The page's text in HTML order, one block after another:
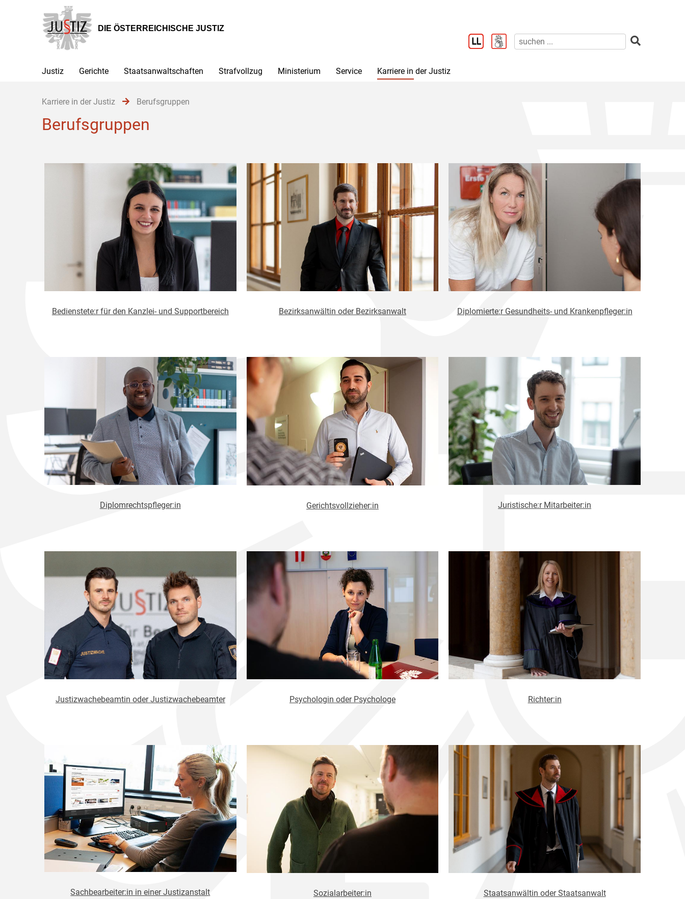
Hauptnavigation
[1]
Inhalt
[2]
Untermenü
[3]
DIE ÖSTERREICHISCHE JUSTIZ
Justiz Gerichte Staatsanwaltschaften Strafvollzug Ministerium Service Karriere in der Justiz
Karriere in der Justiz Berufsgruppen
Berufsgruppen
Bedienstete:r für den Kanzlei- und Supportbereich Bezirksanwältin oder Bezirksanwalt Diplomierte:r Gesundheits- und Krankenpfleger:in
Diplomrechtspfleger:in Gerichtsvollzieher:in Juristische:r Mitarbeiter:in
Justizwachebeamtin oder Justizwachebeamter Psychologin oder Psychologe Richter:in
Sachbearbeiter:in in einer Justizanstalt Sozialarbeiter:in Staatsanwältin oder Staatsanwalt